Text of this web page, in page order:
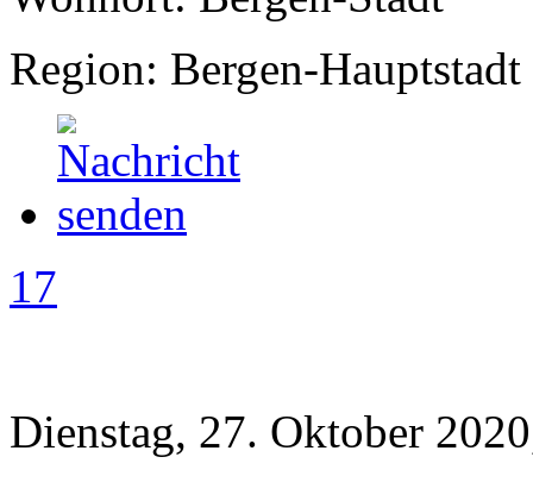
Region: Bergen-Hauptstadt
17
Dienstag, 27. Oktober